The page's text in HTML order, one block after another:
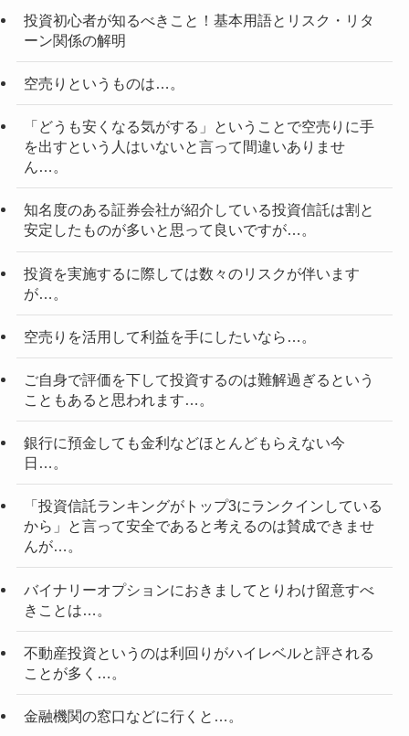
投資初心者が知るべきこと！基本用語とリスク・リタ
ーン関係の解明
空売りというものは…。
「どうも安くなる気がする」ということで空売りに手
を出すという人はいないと言って間違いありませ
ん…。
知名度のある証券会社が紹介している投資信託は割と
安定したものが多いと思って良いですが…。
投資を実施するに際しては数々のリスクが伴います
が…。
空売りを活用して利益を手にしたいなら…。
ご自身で評価を下して投資するのは難解過ぎるという
こともあると思われます…。
銀行に預金しても金利などほとんどもらえない今
日…。
「投資信託ランキングがトップ3にランクインしている
から」と言って安全であると考えるのは賛成できませ
んが…。
バイナリーオプションにおきましてとりわけ留意すべ
きことは…。
不動産投資というのは利回りがハイレベルと評される
ことが多く…。
金融機関の窓口などに行くと…。